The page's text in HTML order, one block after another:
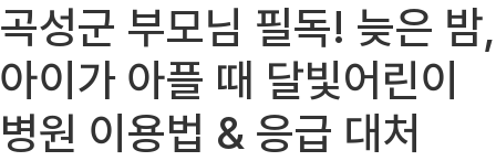
곡성군 부모님 필독! 늦은 밤,
아이가 아플 때 달빛어린이
병원 이용법 & 응급 대처